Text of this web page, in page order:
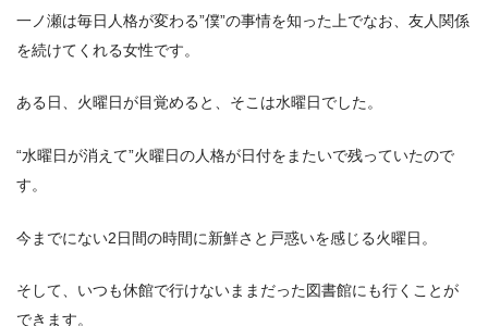
一ノ瀬は毎日人格が変わる”僕”の事情を知った上でなお、友人関係
を続けてくれる女性です。
ある日、火曜日が目覚めると、そこは水曜日でした。
“水曜日が消えて”火曜日の人格が日付をまたいで残っていたので
す。
今までにない2日間の時間に新鮮さと戸惑いを感じる火曜日。
そして、いつも休館で行けないままだった図書館にも行くことが
できます。